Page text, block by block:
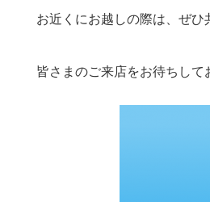
お近くにお越しの際は、ぜ
皆さまのご来店をお待ちして